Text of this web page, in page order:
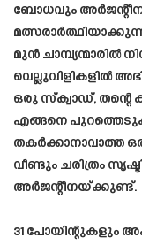
ബോധവും
മുൻ ചാമ്പ്യന്മാരിൽ
വെല്ലുവിളികളിൽ
ഒരു സ്ക്വാഡ്, തന്റെ
എങ്ങനെ
തകർക്കാനാവാത്ത ഒരു
വീണ്ടും ചരിത്രം
അർജന്റീനയ്ക്കുണ്ട്.
31 പോയിന്റുകളും